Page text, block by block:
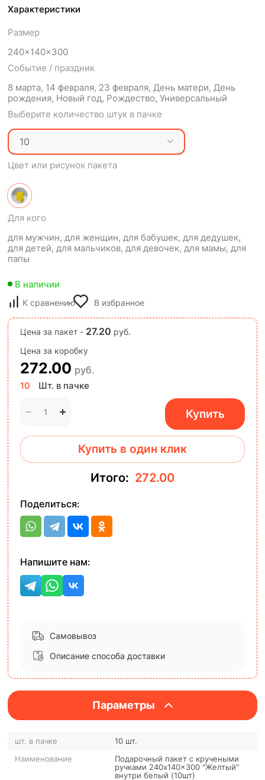
Характеристики
Размер
240x140x300
Событие / праздник
8 марта, 14 февраля, 23 февраля, День матери, День
рождения, Новый год, Рождество, Универсальный
Выберите количество штук в пачке
Цвет или рисунок пакета
Для кого
для мужчин, для женщин, для бабушек, для дедушек,
для детей, для мальчиков, для девочек, для мамы, для
папы
В наличии
К сравнению В избранное
Цена за пакет - 27.20 руб.
Цена за коробку
272.00 руб.
10 Шт. в пачке
Купить
Купить в один клик
Итого: 272.00
Поделиться:
Напишите нам:
Самовывоз
Описание способа доставки
Параметры
шт. в пачке
10 шт.
Наименование
Подарочный пакет с кручеными
ручками 240x140x300 "Желтый"
внутри белый (10шт)